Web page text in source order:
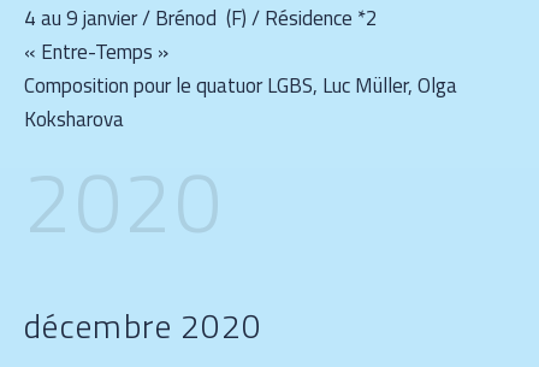
4 au 9 janvier / Brénod (F) / Résidence *2
« Entre-Temps »
Composition pour le quatuor LGBS, Luc Müller, Olga
Koksharova
2020
décembre 2020